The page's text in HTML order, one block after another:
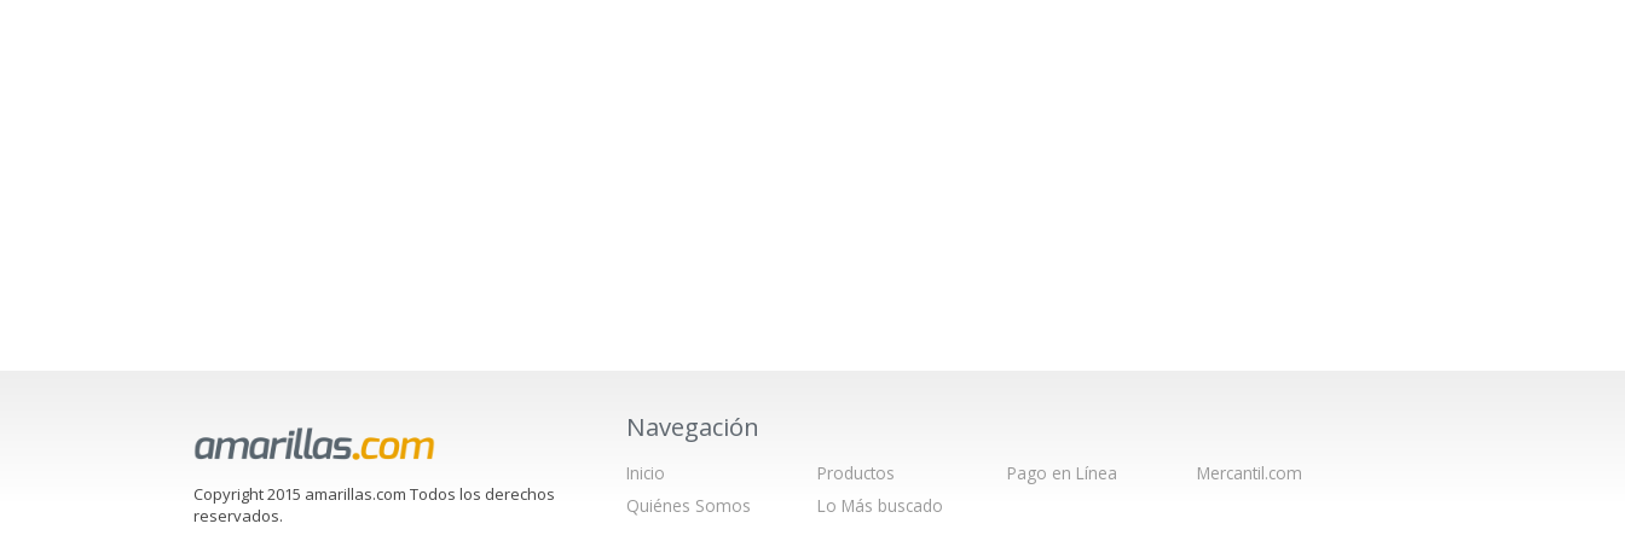
Copyright 2015 amarillas.com Todos los derechos
reservados.
Navegación
Inicio
Quiénes Somos
Productos
Lo Más buscado
Pago en Línea Mercantil.com